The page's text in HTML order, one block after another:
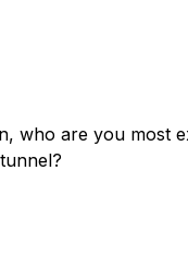
who are you most